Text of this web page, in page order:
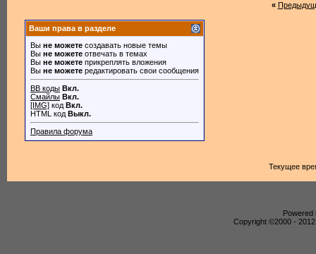
«
Ваши права в разделе
Вы не можете создавать новые темы
Вы не можете отвечать в темах
Вы не можете прикреплять вложения
Вы не можете редактировать свои сообщения
BB коды Вкл.
Смайлы Вкл.
[IMG] код Вкл.
HTML код Выкл.
Правила форума
Текущее
Powered
Copyright ©2000 -